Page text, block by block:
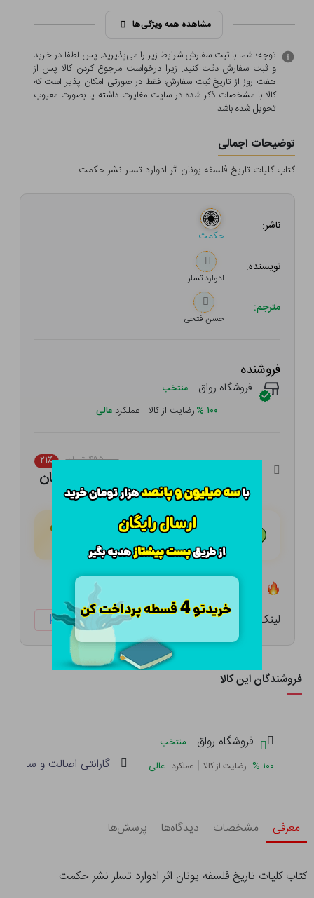
مشاهده همه ویژگی‌ها
توجه؛ شما با ثبت سفارش شرایط زیر را می‌پذیرید. پس لطفا در خرید
و ثبت سفارش دقت کنید. زیرا درخواست مرجوع کردن کالا پس از
هفت روز از تاریخ ثبت سفارش، فقط در صورتی امکان پذیر است که
کالا با مشخصات ذکر شده در سایت مغایرت داشته یا بصورت معيوب
تحویل شده باشد.
توضیحات اجمالی
کتاب کلیات تاریخ فلسفه یونان اثر ادوارد تسلر نشر حکمت
ناشر:
حکمت
نویسنده:
ادوارد تسلر
مترجم:
حسن فتحی
فروشنده
فروشگاه رواق منتخب
۱۰۰ %رضایت از کالا | عملکرد عالی
۴۹۵,۰۰۰ تومان ۲۱٪
هـر قسط با تــرب‌پــی:
۴ قسط مــاهـانـه؛ بـدون سـود، چـک و ضـامـن
لینک کوتاه: ketabtala.com/sbp-41582
فروشندگان این کالا
فروشگاه رواق
منتخب
۱۰۰ % رضایت از کالا | عملکرد عالی گارانتی اصالت و سلامت
معرفی مشخصات دیدگاه‌ها پرسش‌ها
کتاب کلیات تاریخ فلسفه یونان اثر ادوارد تسلر نشر حکمت